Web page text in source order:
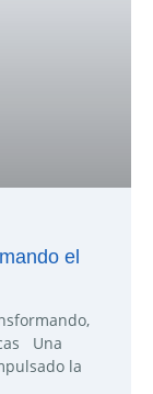
el
Una
la